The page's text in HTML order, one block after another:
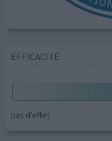
EFFICACITÉ
pas d'effet